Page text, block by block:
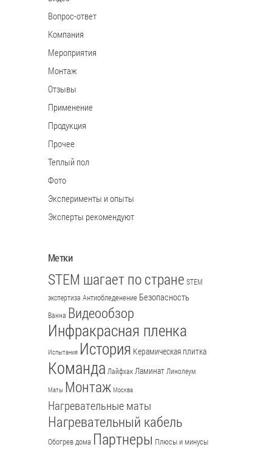
Вопрос-ответ
Компания
Мероприятия
Монтаж
Отзывы
Применение
Продукция
Прочее
Теплый пол
Фото
Эксперименты и опыты
Эксперты рекомендуют
Метки
STEM шагает по стране STEM
экспертиза Антиобледенение Безопасность
Ванна Видеообзор
Инфракрасная пленка
Испытания История Керамическая плитка
Команда ЛайфхакЛаминатЛинолеум
Маты Монтаж Москва
Нагревательные маты
Нагревательный кабель
Обогрев дома Партнеры Плюсы и минусы